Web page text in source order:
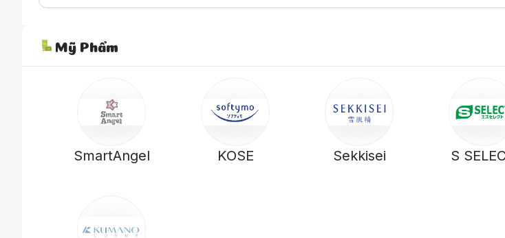
Mỹ Phẩm
SmartAngel KOSE Sekkisei S